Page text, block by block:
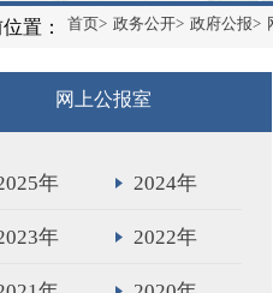
置： 首页> 政务公开> 政府公报>
网上公报室
年 2024年
年 2022年